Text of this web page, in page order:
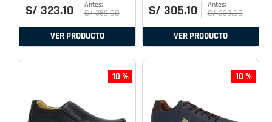
S/ 323.10 S/ 359.00
VER PRODUCTO
S/ 305.10 S/ 339.00
VER PRODUCTO
10 % 10 %